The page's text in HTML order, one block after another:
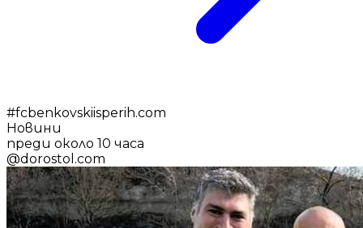
#fcbenkovskiisperih.com
Новини
преди около 10 часа
@dorostol.com